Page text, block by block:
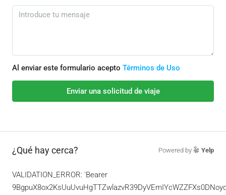
Al enviar este formulario acepto Términos de Uso
Enviar una solicitud de viaje
¿Qué hay cerca? Powered by Yelp
VALIDATION_ERROR: 'Bearer